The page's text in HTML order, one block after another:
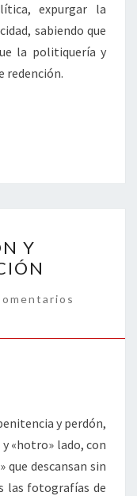
expurgar la
sabiendo que
la politiquería y
redención.
p
ar
tirY
y perdón,
«hotro» lado, con
que descansan sin
las fotografías de